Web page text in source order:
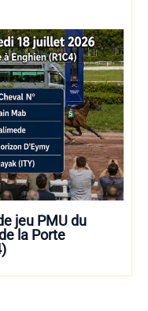
jeu PMU du
la Porte